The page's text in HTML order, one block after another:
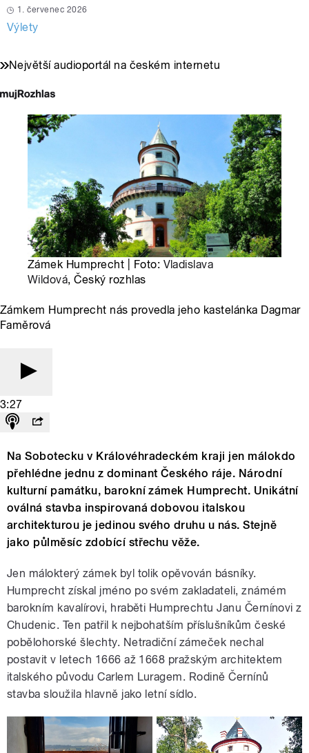
1. červenec 2026
Výlety
Největší audioportál na českém internetu
Zámek Humprecht | Foto: Vladislava
Wildová, Český rozhlas
Zámkem Humprecht nás provedla jeho kastelánka Dagmar
Faměrová
3:27
Na Sobotecku v Královéhradeckém kraji jen málokdo
přehlédne jednu z dominant Českého ráje. Národní
kulturní památku, barokní zámek Humprecht. Unikátní
oválná stavba inspirovaná dobovou italskou
architekturou je jedinou svého druhu u nás. Stejně
jako půlměsíc zdobící střechu věže.
Jen málokterý zámek byl tolik opěvován básníky.
Humprecht získal jméno po svém zakladateli, známém
barokním kavalírovi, hraběti Humprechtu Janu Černínovi z
Chudenic. Ten patřil k nejbohatším příslušníkům české
pobělohorské šlechty. Netradiční zámeček nechal
postavit v letech 1666 až 1668 pražským architektem
italského původu Carlem Luragem. Rodině Černínů
stavba sloužila hlavně jako letní sídlo.